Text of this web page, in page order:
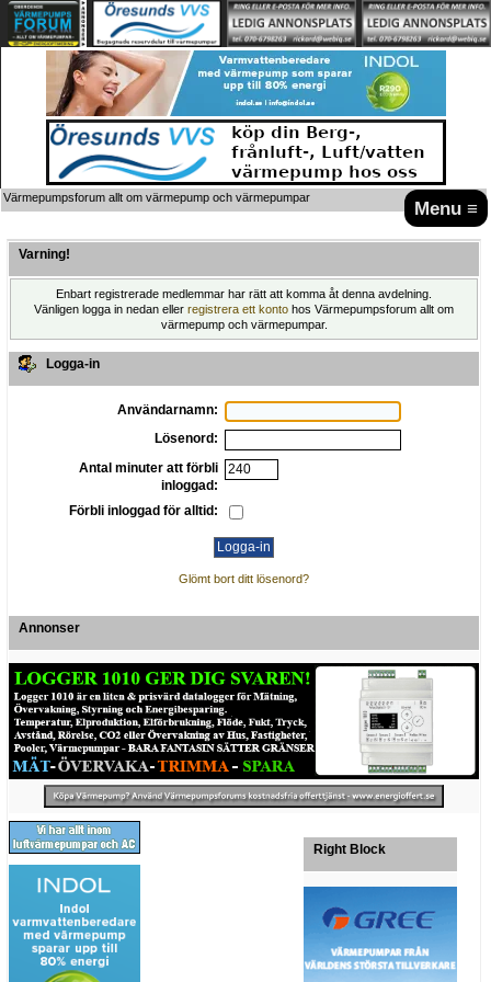
Menu ≡
Värmepumpsforum allt om värmepump och värmepumpar
Varning!
Enbart registrerade medlemmar har rätt att komma åt denna avdelning.
Vänligen logga in nedan eller registrera ett konto hos Värmepumpsforum allt om
värmepump och värmepumpar.
Logga-in
Användarnamn:
Lösenord:
Antal minuter att förbli
inloggad:
Förbli inloggad för alltid:
Glömt bort ditt lösenord?
Annonser
Right Block